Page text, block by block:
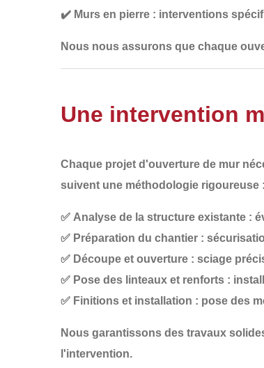
✔️ Murs en pierre : interventions
Nous nous assurons que chaque
Une intervention
Chaque projet d'ouverture de mur
suivent une méthodologie rigoureuse :
✅ Analyse de la structure existante :
✅ Préparation du chantier :
✅ Découpe et ouverture : sciage
✅ Pose des linteaux et renforts :
✅ Finitions et installation : pose des
Nous garantissons des travaux
l'intervention.